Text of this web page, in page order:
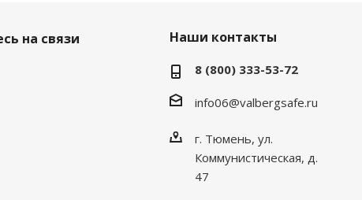
на связи Наши контакты
8 (800) 333-53-72
info06@valbergsafe.ru
г. Тюмень, ул.
Коммунистическая, д.
47